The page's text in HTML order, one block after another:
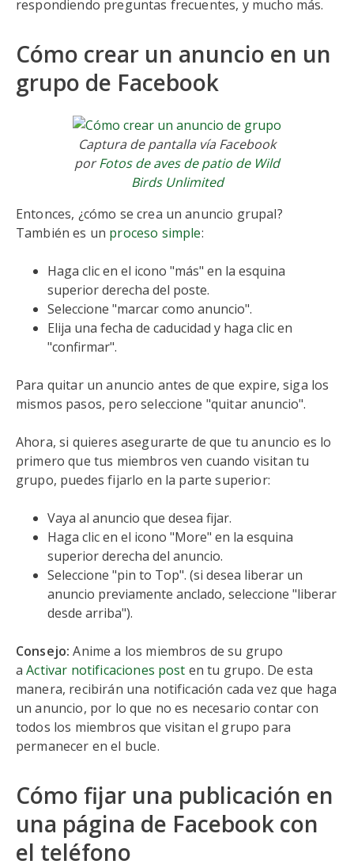
respondiendo preguntas frecuentes, y mucho más.
Cómo crear un anuncio en un
grupo de Facebook
Captura de pantalla vía Facebook
porFotos de aves de patio de Wild
Birds Unlimited
Entonces, ¿cómo se crea un anuncio grupal?
También es un proceso simple:
Haga clic en el icono "más" en la esquina
superior derecha del poste.
Seleccione "marcar como anuncio".
Elija una fecha de caducidad y haga clic en
"confirmar".
Para quitar un anuncio antes de que expire, siga los
mismos pasos, pero seleccione "quitar anuncio".
Ahora, si quieres asegurarte de que tu anuncio es lo
primero que tus miembros ven cuando visitan tu
grupo, puedes fijarlo en la parte superior:
Vaya al anuncio que desea fijar.
Haga clic en el icono "More" en la esquina
superior derecha del anuncio.
Seleccione "pin to Top". (si desea liberar un
anuncio previamente anclado, seleccione "liberar
desde arriba").
Consejo: Anime a los miembros de su grupo
aActivar notificaciones post en tu grupo. De esta
manera, recibirán una notificación cada vez que haga
un anuncio, por lo que no es necesario contar con
todos los miembros que visitan el grupo para
permanecer en el bucle.
Cómo fijar una publicación en
una página de Facebook con
el teléfono